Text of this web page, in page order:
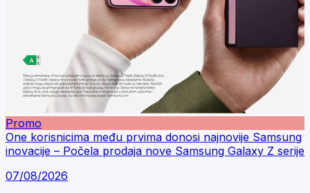
Promo
One korisnicima među prvima donosi najnovije Samsung
inovacije – Počela prodaja nove Samsung Galaxy Z serije
07/08/2026